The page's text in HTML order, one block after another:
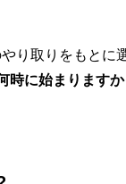
り取りをもとに
時に始まります